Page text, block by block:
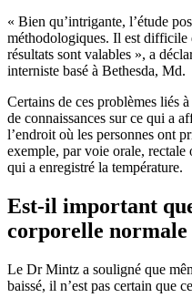
« Bien qu’intrigante, l’étude
méthodologiques. Il est difficile
résultats sont valables », a
interniste basé à Bethesda, Md.
Certains de ces problèmes liés
de connaissances sur ce qui a
l’endroit où les personnes ont
exemple, par voie orale, rectale
qui a enregistré la température.
Est-il important
corporelle normale
Le Dr Mintz a souligné que
baissé, il n’est pas certain que